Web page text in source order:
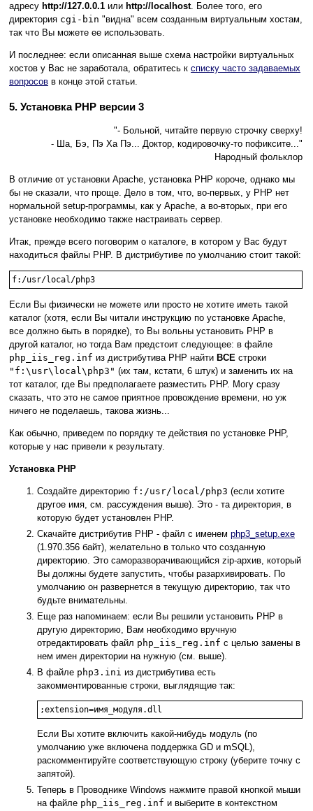
адресу http://127.0.0.1 или http://localhost. Более того, его
директория cgi-bin "видна" всем созданным виртуальным хостам,
так что Вы можете ее использовать.
И последнее: если описанная выше схема настройки виртуальных
хостов у Вас не заработала, обратитесь к списку часто задаваемых
вопросов в конце этой статьи.
5. Установка PHP версии 3
"- Больной, читайте первую строчку сверху!
- Ша, Бэ, Пэ Ха Пэ... Доктор, кодировочку-то пофиксите..."
Народный фольклор
В отличие от установки Apache, установка PHP короче, однако мы
бы не сказали, что проще. Дело в том, что, во-первых, у PHP нет
нормальной setup-программы, как у Apache, а во-вторых, при его
установке необходимо также настраивать сервер.
Итак, прежде всего поговорим о каталоге, в котором у Вас будут
находиться файлы PHP. В дистрибутиве по умолчанию стоит такой:
f:/usr/local/php3
Если Вы физически не можете или просто не хотите иметь такой
каталог (хотя, если Вы читали инструкцию по установке Apache,
все должно быть в порядке), то Вы вольны установить PHP в
другой каталог, но тогда Вам предстоит следующее: в файле
php_iis_reg.inf из дистрибутива PHP найти ВСЕ строки
"f:\usr\local\php3" (их там, кстати, 6 штук) и заменить их на
тот каталог, где Вы предполагаете разместить PHP. Могу сразу
сказать, что это не самое приятное провождение времени, но уж
ничего не поделаешь, такова жизнь...
Как обычно, приведем по порядку те действия по установке PHP,
которые у нас привели к результату.
Установка PHP
Создайте директорию f:/usr/local/php3 (если хотите
другое имя, см. рассуждения выше). Это - та директория, в
которую будет установлен PHP.
Скачайте дистрибутив PHP - файл с именем php3_setup.exe
(1.970.356 байт), желательно в только что созданную
директорию. Это саморазворачивающийся zip-архив, который
Вы должны будете запустить, чтобы разархивировать. По
умолчанию он развернется в текущую директорию, так что
будьте внимательны.
Еще раз напоминаем: если Вы решили установить PHP в
другую директорию, Вам необходимо вручную
отредактировать файл php_iis_reg.inf с целью замены в
нем имен директории на нужную (см. выше).
В файле php3.ini из дистрибутива есть
закомментированные строки, выглядящие так:
;extension=имя_модуля.dll
Если Вы хотите включить какой-нибудь модуль (по
умолчанию уже включена поддержка GD и mSQL),
раскомментируйте соответствующую строку (уберите точку с
запятой).
Теперь в Проводнике Windows нажмите правой кнопкой мыши
на файле php_iis_reg.inf и выберите в контекстном